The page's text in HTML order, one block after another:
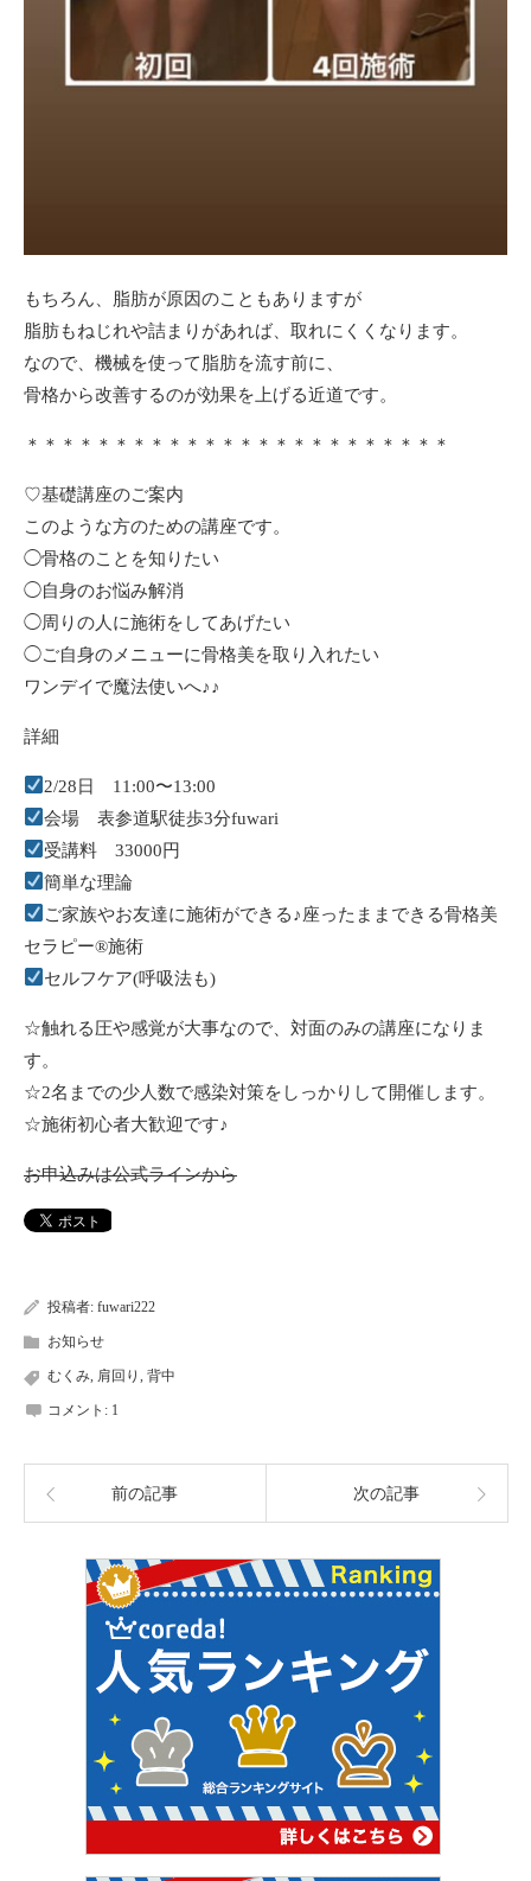
もちろん、脂肪が原因のこともありますが
脂肪もねじれや詰まりがあれば、取れにくくなります。
なので、機械を使って脂肪を流す前に、
骨格から改善するのが効果を上げる近道です。
＊＊＊＊＊＊＊＊＊＊＊＊＊＊＊＊＊＊＊＊＊＊＊＊
♡基礎講座のご案内
このような方のための講座です。
◯骨格のことを知りたい
◯自身のお悩み解消
◯周りの人に施術をしてあげたい
◯ご自身のメニューに骨格美を取り入れたい
ワンデイで魔法使いへ♪♪
詳細
2/28日 11:00〜13:00
会場 表参道駅徒歩3分fuwari
受講料 33000円
簡単な理論
ご家族やお友達に施術ができる♪座ったままできる骨格美
セラピー®︎施術
セルフケア(呼吸法も)
☆触れる圧や感覚が大事なので、対面のみの講座になりま
す。
☆2名までの少人数で感染対策をしっかりして開催します。
☆施術初心者大歓迎です♪
お申込みは公式ラインから
投稿者: fuwari222
お知らせ
むくみ 肩回り 背中
コメント: 1
前の記事 次の記事